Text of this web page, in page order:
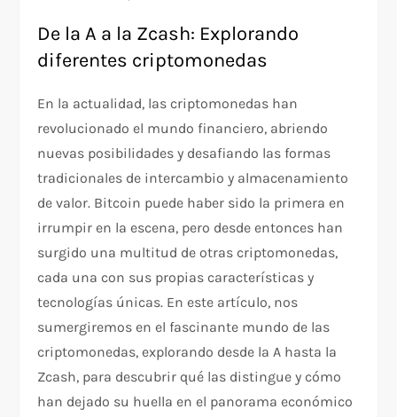
De la A a la Zcash: Explorando
diferentes criptomonedas
En la actualidad, las criptomonedas han
revolucionado el mundo financiero, abriendo
nuevas posibilidades y desafiando las formas
tradicionales de intercambio y almacenamiento
de valor. Bitcoin puede haber sido la primera en
irrumpir en la escena, pero desde entonces han
surgido una multitud de otras criptomonedas,
cada una con sus propias características y
tecnologías únicas. En este artículo, nos
sumergiremos en el fascinante mundo de las
criptomonedas, explorando desde la A hasta la
Zcash, para descubrir qué las distingue y cómo
han dejado su huella en el panorama económico